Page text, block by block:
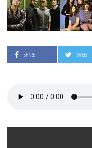
SHARE TWEET